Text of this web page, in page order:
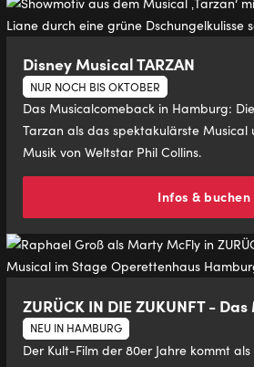
Disney Musical TARZAN
NUR NOCH BIS OKTOBER
Das Musicalcomeback in Hamburg:
Tarzan als das spektakulärste Musical
Musik von Weltstar Phil Collins.
Infos & buchen
ZURÜCK IN DIE ZUKUNFT -
NEU IN HAMBURG
Der Kult-Film der 80er Jahre kommt